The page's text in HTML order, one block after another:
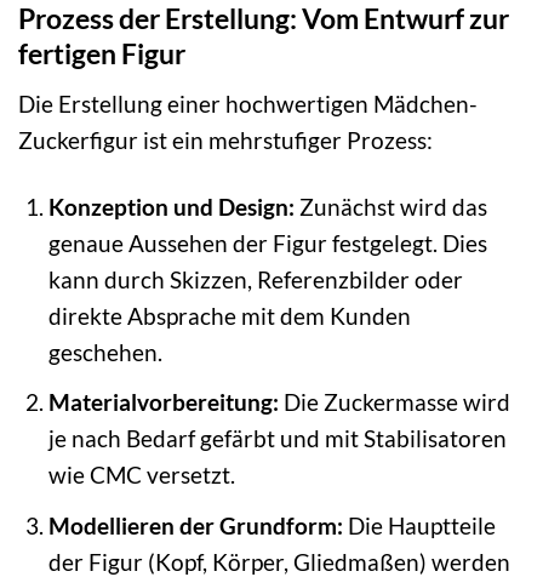
Prozess der Erstellung: Vom Entwurf zur
fertigen Figur
Die Erstellung einer hochwertigen Mädchen-
Zuckerfigur ist ein mehrstufiger Prozess:
Konzeption und Design: Zunächst wird das
genaue Aussehen der Figur festgelegt. Dies
kann durch Skizzen, Referenzbilder oder
direkte Absprache mit dem Kunden
geschehen.
Materialvorbereitung: Die Zuckermasse wird
je nach Bedarf gefärbt und mit Stabilisatoren
wie CMC versetzt.
Modellieren der Grundform: Die Hauptteile
der Figur (Kopf, Körper, Gliedmaßen) werden